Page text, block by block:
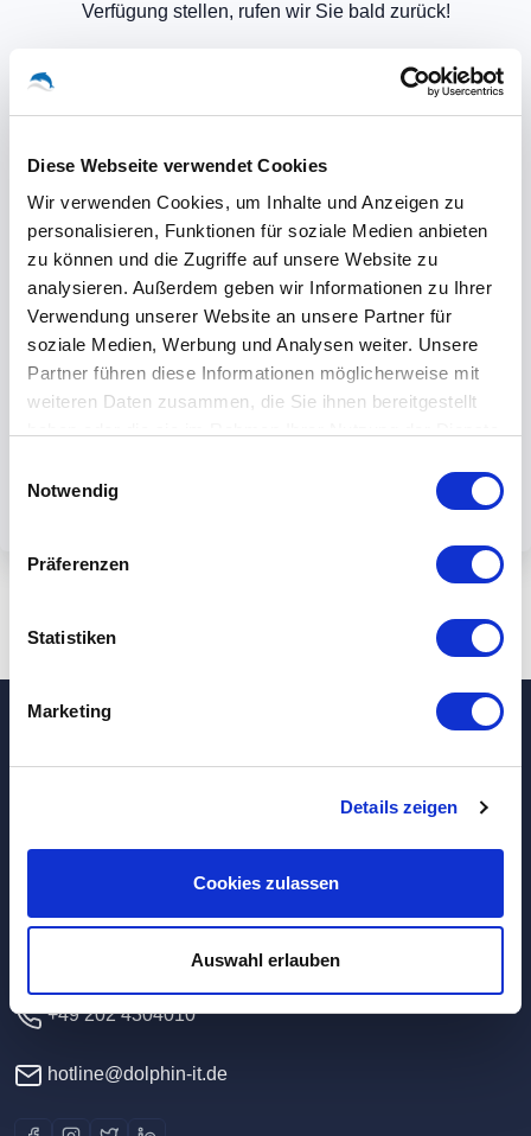
Diese Webseite verwendet Cookies
Wir verwenden Cookies, um Inhalte und Anzeigen zu
personalisieren, Funktionen für soziale Medien anbieten
zu können und die Zugriffe auf unsere Website zu
analysieren. Außerdem geben wir Informationen zu Ihrer
Verwendung unserer Website an unsere Partner für
soziale Medien, Werbung und Analysen weiter. Unsere
Partner führen diese Informationen möglicherweise mit
weiteren Daten zusammen, die Sie ihnen bereitgestellt
Notwendig
Präferenzen
Statistiken
Marketing
Details zeigen
Cookies zulassen
Auswahl erlauben
Verfügung stellen, rufen wir Sie bald zurück!
Mit dem Absenden des Formulars
akzeptieren Sie unsere
Datenschutzbestimmungen.
Hauptverwaltung / Rechenzentrum
42389 Wuppertal
+49 202 4304010
hotline@dolphin-it.de